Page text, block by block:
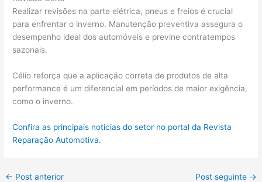
Realizar revisões na parte elétrica, pneus e freios é crucial
para enfrentar o inverno. Manutenção preventiva assegura o
desempenho ideal dos automóveis e previne contratempos
sazonais.
Célio reforça que a aplicação correta de produtos de alta
performance é um diferencial em períodos de maior exigência,
como o inverno.
Confira as principais noticias do setor no portal da Revista
Reparação Automotiva.
← Post anterior Post seguinte →